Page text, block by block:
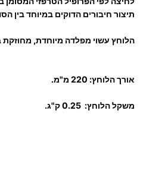
תיצור חיבורים הדוקים במיוחד בין
הלוחץ עשוי מפלדה מיוחדת, מחוזקת
אורך הלוחץ: 220 מ"מ.
משקל הלוחץ: 0.25 ק"ג.